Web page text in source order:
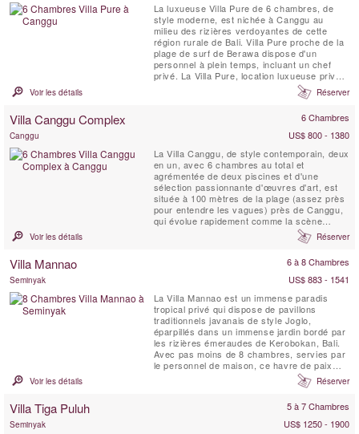
La luxueuse Villa Pure de 6 chambres, de
style moderne, est nichée à Canggu au
milieu des rizières verdoyantes de cette
région rurale de Bali. Villa Pure proche de la
plage de surf de Berawa dispose d'un
personnel à plein temps, incluant un chef
privé. La Villa Pure, location luxueuse privée,
dispose de grands jardins tropicaux, d'une
piscine de 15 mètres avec une grande
équipée, de chambres spacieuses et
Voir les détails Réserver
Villa Canggu Complex 6 Chambres
Canggu
US$ 800 - 1380
La Villa Canggu, de style contemporain, deux
en un, avec 6 chambres au total et
agrémentée de deux piscines et d'une
sélection passionnante d'œuvres d'art, est
située à 100 mètres de la plage (assez près
pour entendre les vagues) près de Canggu,
qui évolue rapidement comme la scène
balnéaire la plus branchée de Bali. Le
complexe Villa Canggu est divisé en deux
louées conjointement ou indépendamment :
Voir les détails Réserver
Villa Mannao 6 à 8 Chambres
Seminyak
US$ 883 - 1541
La Villa Mannao est un immense paradis
tropical privé qui dispose de pavillons
traditionnels javanais de style Joglo,
éparpillés dans un immense jardin bordé par
les rizières émeraudes de Kerobokan, Bali.
Avec pas moins de 8 chambres, servies par
le personnel de maison, ce havre de paix
pour les vacances est conçu pour des
familles nombreuses ou des groupes d'amis,
calme, tout en restant proche de la
Voir les détails Réserver
Villa Tiga Puluh 5 à 7 Chambres
Seminyak
US$ 1250 - 1900